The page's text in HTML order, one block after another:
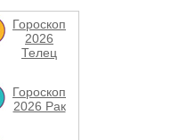
Гороскоп
2026
Телец
Гороскоп
2026 Рак